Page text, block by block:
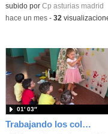
Contenido educativo.
subido por Cp asturias madrid
-hace un mes- 32
Trabajando los colores en 3 años
01′ 03″